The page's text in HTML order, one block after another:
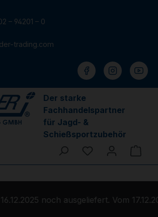
– 94201 – 0
trading.com
Der starke
Fachhandelspartner
für Jagd- &
Schießsportzubehör
Du hast 0
noch ausgeliefert. Vom